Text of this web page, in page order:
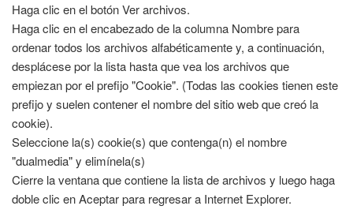
Haga clic en el botón Ver archivos.
Haga clic en el encabezado de la columna Nombre para
ordenar todos los archivos alfabéticamente y, a continuación,
desplácese por la lista hasta que vea los archivos que
empiezan por el prefijo "Cookie". (Todas las cookies tienen este
prefijo y suelen contener el nombre del sitio web que creó la
cookie).
Seleccione la(s) cookie(s) que contenga(n) el nombre
"dualmedia" y elimínela(s)
Cierre la ventana que contiene la lista de archivos y luego haga
doble clic en Aceptar para regresar a Internet Explorer.